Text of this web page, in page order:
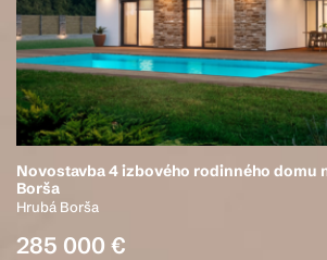
Novostavba 4 izbového rodinného domu
Borša
Hrubá Borša
285 000 €